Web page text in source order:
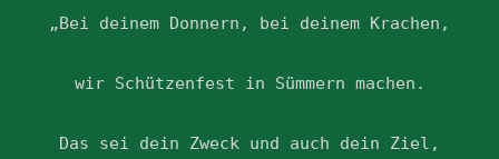
„Bei deinem Donnern, bei deinem Krachen,
wir Schützenfest in Sümmern machen.
Das sei dein Zweck und auch dein Ziel,